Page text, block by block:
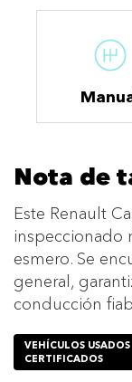
Nota de
Este Renault
inspeccionado
esmero. Se
general,
conducción
VEHÍCULOS USADOS
CERTIFICADOS